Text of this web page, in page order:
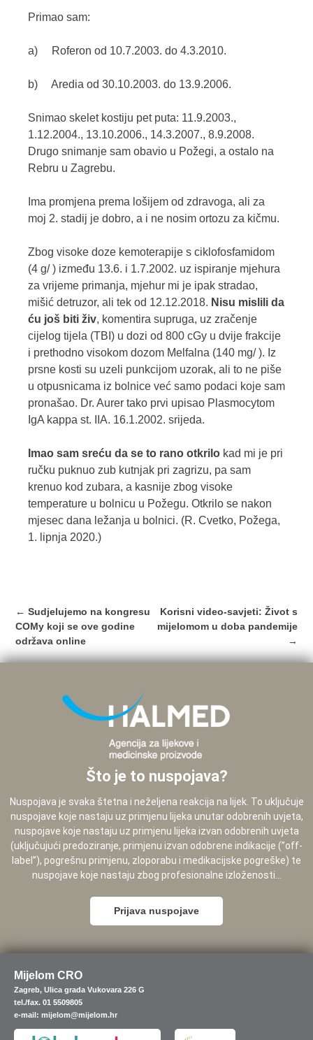
Primao sam:
a) Roferon od 10.7.2003. do 4.3.2010.
b) Aredia od 30.10.2003. do 13.9.2006.
Snimao skelet kostiju pet puta: 11.9.2003.,
1.12.2004., 13.10.2006., 14.3.2007., 8.9.2008.
Drugo snimanje sam obavio u Požegi, a ostalo na
Rebru u Zagrebu.
Ima promjena prema lošijem od zdravoga, ali za
moj 2. stadij je dobro, a i ne nosim ortozu za kičmu.
Zbog visoke doze kemoterapije s ciklofosfamidom
(4 g/ ) između 13.6. i 1.7.2002. uz ispiranje mjehura
za vrijeme primanja, mjehur mi je ipak stradao,
mišić detruzor, ali tek od 12.12.2018. Nisu mislili da
ću još biti živ, komentira supruga, uz zračenje
cijelog tijela (TBI) u dozi od 800 cGy u dvije frakcije
i prethodno visokom dozom Melfalna (140 mg/ ). Iz
prsne kosti su uzeli punkcijom uzorak, ali to ne piše
u otpusnicama iz bolnice već samo podaci koje sam
pronašao. Dr. Aurer tako prvi upisao Plasmocytom
IgA kappa st. IIA. 16.1.2002. srijeda.
Imao sam sreću da se to rano otkrilo kad mi je pri
ručku puknuo zub kutnjak pri zagrizu, pa sam
krenuo kod zubara, a kasnije zbog visoke
temperature u bolnicu u Požegu. Otkrilo se nakon
mjesec dana ležanja u bolnici. (R. Cvetko, Požega,
1. lipnja 2020.)
Post
navigation
← Sudjelujemo na kongresu
COMy koji se ove godine
održava online
Korisni video-savjeti: Život s
mijelomom u doba pandemije
→
Što je to nuspojava?
Nuspojava je svaka štetna i neželjena reakcija na lijek. To uključuje
nuspojave koje nastaju uz primjenu lijeka unutar odobrenih uvjeta,
nuspojave koje nastaju uz primjenu lijeka izvan odobrenih uvjeta
(uključujući predoziranje, primjenu izvan odobrene indikacije (”off-
label”), pogrešnu primjenu, zloporabu i medikacijske pogreške) te
nuspojave koje nastaju zbog profesionalne izloženosti...
Prijava nuspojave
Mijelom CRO
Zagreb, Ulica grada Vukovara 226 G
tel./fax. 01 5509805
e-mail: mijelom@mijelom.hr